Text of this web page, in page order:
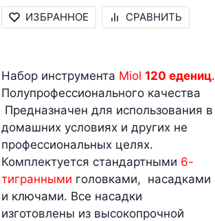
ИЗБРАННОЕ СРАВНИТЬ
Набор инструмента Miol 120 едениц.
Полупрофессионального качества
Предназначен для использования в
домашних условиях и других не
профессиональных целях.
Комплектуется стандартными 6-
тигранными головками, насадками
и ключами. Все насадки
изготовлены из высокопрочной